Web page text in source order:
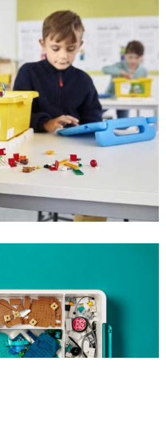
och aktivt
Gör ditt klassrum
blir